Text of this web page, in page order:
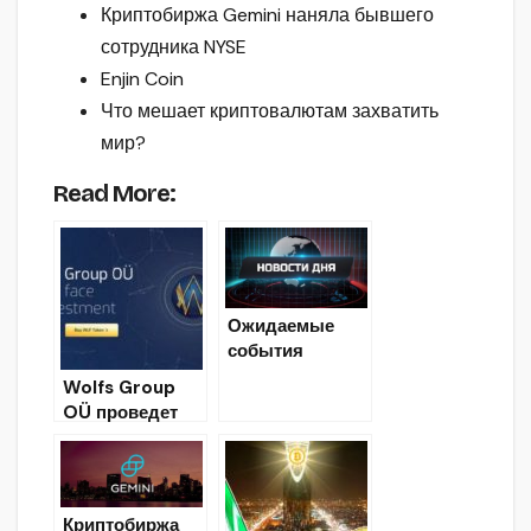
Криптобиржа Gemini наняла бывшего
сотрудника NYSE
Enjin Coin
Что мешает криптовалютам захватить
мир?
Read More:
Wolfs Group
OÜ проведет
IEO на
криптобирже
Coinsbit
Ожидаемые
события
Криптобиржа